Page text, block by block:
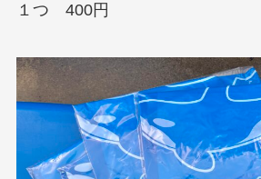
１つ 400円